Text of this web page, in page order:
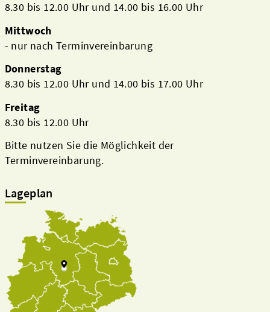
8.30 bis 12.00 Uhr und 14.00 bis 16.00 Uhr
Mittwoch
- nur nach Terminvereinbarung
Donnerstag
8.30 bis 12.00 Uhr und 14.00 bis 17.00 Uhr
Freitag
8.30 bis 12.00 Uhr
Bitte nutzen Sie die Möglichkeit der
Terminvereinbarung.
Lageplan